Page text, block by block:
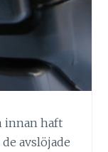
innan haft
avslöjade